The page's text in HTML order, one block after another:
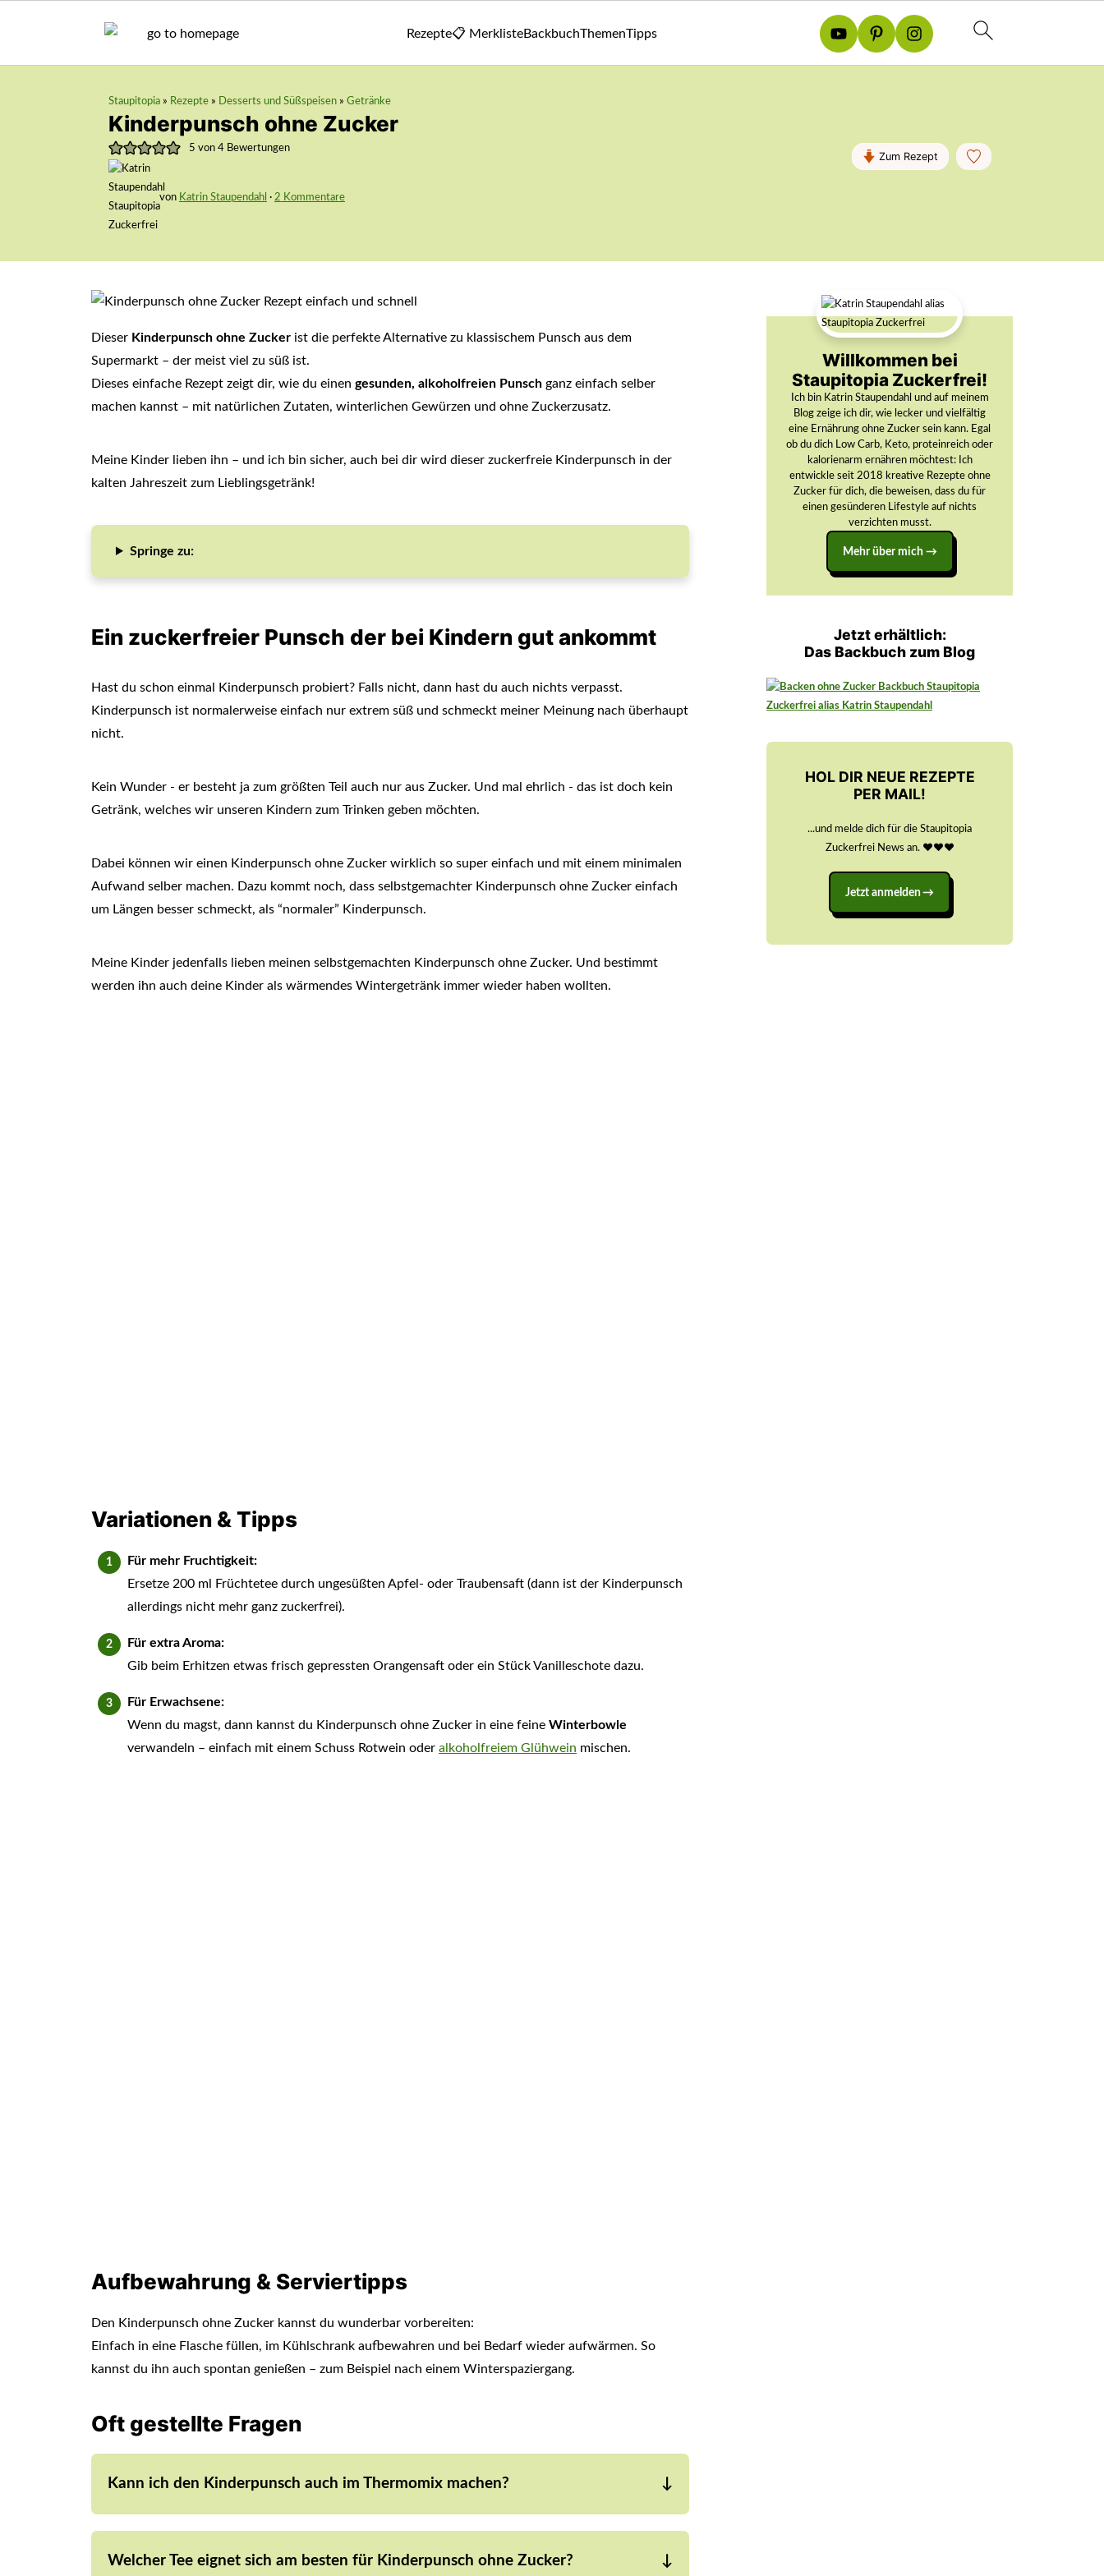
Rezepte📋 MerklisteBackbuchThemenTipps
Staupitopia » Rezepte » Desserts und Süßspeisen » Getränke
Kinderpunsch ohne Zucker
5 von 4Bewertungen
von Katrin Staupendahl · 2 Kommentare
Zum Rezept
Dieser Kinderpunsch ohne Zucker ist die perfekte Alternative zu klassischem Punsch aus dem
Supermarkt – der meist viel zu süß ist.
Dieses einfache Rezept zeigt dir, wie du einen gesunden, alkoholfreien Punsch ganz einfach selber
machen kannst – mit natürlichen Zutaten, winterlichen Gewürzen und ohne Zuckerzusatz.
Meine Kinder lieben ihn – und ich bin sicher, auch bei dir wird dieser zuckerfreie Kinderpunsch in der
kalten Jahreszeit zum Lieblingsgetränk!
Springe zu:
Ein zuckerfreier Punsch der bei Kindern gut ankommt
Hast du schon einmal Kinderpunsch probiert? Falls nicht, dann hast du auch nichts verpasst.
Kinderpunsch ist normalerweise einfach nur extrem süß und schmeckt meiner Meinung nach überhaupt
nicht.
Kein Wunder - er besteht ja zum größten Teil auch nur aus Zucker. Und mal ehrlich - das ist doch kein
Getränk, welches wir unseren Kindern zum Trinken geben möchten.
Dabei können wir einen Kinderpunsch ohne Zucker wirklich so super einfach und mit einem minimalen
Aufwand selber machen. Dazu kommt noch, dass selbstgemachter Kinderpunsch ohne Zucker einfach
um Längen besser schmeckt, als “normaler” Kinderpunsch.
Meine Kinder jedenfalls lieben meinen selbstgemachten Kinderpunsch ohne Zucker. Und bestimmt
werden ihn auch deine Kinder als wärmendes Wintergetränk immer wieder haben wollten.
Variationen & Tipps
Für mehr Fruchtigkeit:
Ersetze 200 ml Früchtetee durch ungesüßten Apfel- oder Traubensaft (dann ist der Kinderpunsch
allerdings nicht mehr ganz zuckerfrei).
Für extra Aroma:
Gib beim Erhitzen etwas frisch gepressten Orangensaft oder ein Stück Vanilleschote dazu.
Für Erwachsene:
Wenn du magst, dann kannst du Kinderpunsch ohne Zucker in eine feine Winterbowle
verwandeln – einfach mit einem Schuss Rotwein oder alkoholfreiem Glühwein mischen.
Aufbewahrung & Serviertipps
Den Kinderpunsch ohne Zucker kannst du wunderbar vorbereiten:
Einfach in eine Flasche füllen, im Kühlschrank aufbewahren und bei Bedarf wieder aufwärmen. So
kannst du ihn auch spontan genießen – zum Beispiel nach einem Winterspaziergang.
Oft gestellte Fragen
Kann ich den Kinderpunsch auch im Thermomix machen?
durch ein Sieb abgießen.
Welcher Tee eignet sich am besten für Kinderpunsch ohne Zucker?
Willkommen bei
Staupitopia Zuckerfrei!
Ich bin Katrin Staupendahl und auf meinem
Blog zeige ich dir, wie lecker und vielfältig
eine Ernährung ohne Zucker sein kann. Egal
ob du dich Low Carb, Keto, proteinreich oder
kalorienarm ernähren möchtest: Ich
entwickle seit 2018 kreative Rezepte ohne
Zucker für dich, die beweisen, dass du für
einen gesünderen Lifestyle auf nichts
verzichten musst.
Mehr über mich →
Jetzt erhältlich:
Das Backbuch zum Blog
HOL DIR NEUE REZEPTE
PER MAIL!
...und melde dich für die Staupitopia
Zuckerfrei News an. ♥️♥️♥️
Jetzt anmelden